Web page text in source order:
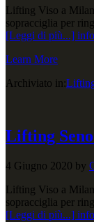
Lifting Viso a
sopracciglia per
[Leggi di più...]
Learn More
Archiviato in:
Lifting
4 Giugno 2020 by
Lifting Viso a
sopracciglia per
[Leggi di più...]